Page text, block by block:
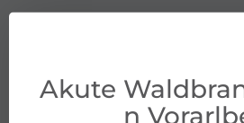
Akute
n